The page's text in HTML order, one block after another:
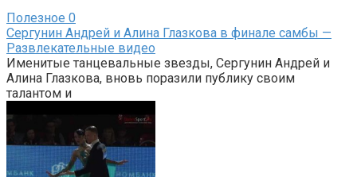
Полезное 0
Сергунин Андрей и Алина Глазкова в финале самбы —
Развлекательные видео
Именитые танцевальные звезды, Сергунин Андрей и
Алина Глазкова, вновь поразили публику своим
талантом и